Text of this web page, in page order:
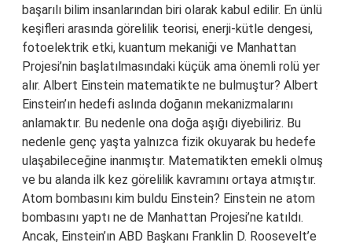
başarılı bilim insanlarından biri olarak kabul edilir. En ünlü
keşifleri arasında görelilik teorisi, enerji-kütle dengesi,
fotoelektrik etki, kuantum mekaniği ve Manhattan
Projesi’nin başlatılmasındaki küçük ama önemli rolü yer
alır. Albert Einstein matematikte ne bulmuştur? Albert
Einstein’ın hedefi aslında doğanın mekanizmalarını
anlamaktır. Bu nedenle ona doğa aşığı diyebiliriz. Bu
nedenle genç yaşta yalnızca fizik okuyarak bu hedefe
ulaşabileceğine inanmıştır. Matematikten emekli olmuş
ve bu alanda ilk kez görelilik kavramını ortaya atmıştır.
Atom bombasını kim buldu Einstein? Einstein ne atom
bombasını yaptı ne de Manhattan Projesi’ne katıldı.
Ancak, Einstein’ın ABD Başkanı Franklin D. Roosevelt’e